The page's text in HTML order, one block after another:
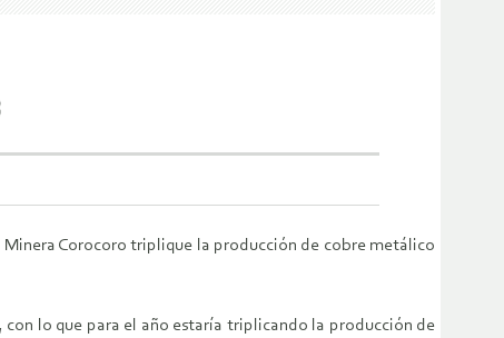
Corocoro triplique la producción de cobre metálico
lo que para el año estaría triplicando la producción de